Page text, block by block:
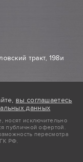
тракт, 198и
вы соглашаетесь
данных
носят исключительно
публичной офертой.
пересмотра
РФ.